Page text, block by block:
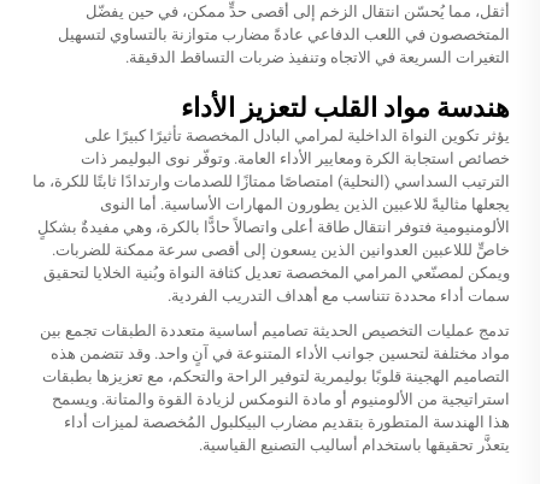
أثقل، مما يُحسّن انتقال الزخم إلى أقصى حدٍّ ممكن، في حين يفضّل
المتخصصون في اللعب الدفاعي عادةً مضارب متوازنة بالتساوي لتسهيل
التغيرات السريعة في الاتجاه وتنفيذ ضربات التساقط الدقيقة.
هندسة مواد القلب لتعزيز الأداء
يؤثر تكوين النواة الداخلية لمرامي البادل المخصصة تأثيرًا كبيرًا على
خصائص استجابة الكرة ومعايير الأداء العامة. وتوفّر نوى البوليمر ذات
الترتيب السداسي (النحلية) امتصاصًا ممتازًا للصدمات وارتدادًا ثابتًا للكرة، ما
يجعلها مثاليةً للاعبين الذين يطورون المهارات الأساسية. أما النوى
الألومنيومية فتوفر انتقال طاقة أعلى واتصالاً حادًّا بالكرة، وهي مفيدةٌ بشكلٍ
خاصٍّ لللاعبين العدوانين الذين يسعون إلى أقصى سرعة ممكنة للضربات.
ويمكن لمصنّعي المرامي المخصصة تعديل كثافة النواة وبُنية الخلايا لتحقيق
سمات أداء محددة تتناسب مع أهداف التدريب الفردية.
تدمج عمليات التخصيص الحديثة تصاميم أساسية متعددة الطبقات تجمع بين
مواد مختلفة لتحسين جوانب الأداء المتنوعة في آنٍ واحد. وقد تتضمن هذه
التصاميم الهجينة قلوبًا بوليمرية لتوفير الراحة والتحكم، مع تعزيزها بطبقات
استراتيجية من الألومنيوم أو مادة النومكس لزيادة القوة والمتانة. ويسمح
هذا الهندسة المتطورة بتقديم مضارب البيكلبول المُخصصة لميزات أداء
يتعذَّر تحقيقها باستخدام أساليب التصنيع القياسية.